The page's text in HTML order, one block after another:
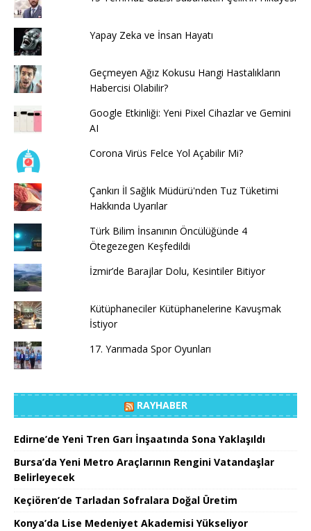
Yapay Zeka ve İnsan Hayatı
Geçmeyen Ağız Kokusu Hangi Hastalıkların
Habercisi Olabilir?
Google Etkinliği: Yeni Pixel Cihazlar ve Gemini
AI
Corona Virüs Felce Yol Açabilir Mi?
Çankırı İl Sağlık Müdürü'nden Tuz Tüketimi
Hakkında Uyarılar
Türk Bilim İnsanının Öncülüğünde 4
Ötegezegen Keşfedildi
İzmir’de Barajlar Dolu, Kesintiler Bitiyor
Kütüphaneciler Kütüphanelerine Kavuşmak
İstiyor
17. Yarımada Spor Oyunları
RAYHABER
Edirne’de Yeni Tren Garı İnşaatında Sona Yaklaşıldı
Bursa’da Yeni Metro Araçlarının Rengini Vatandaşlar
Belirleyecek
Keçiören’de Tarladan Sofralara Doğal Üretim
Konya’da Lise Medeniyet Akademisi Yükseliyor